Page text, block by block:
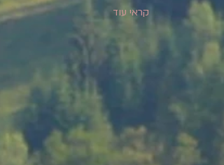
קראי עוד